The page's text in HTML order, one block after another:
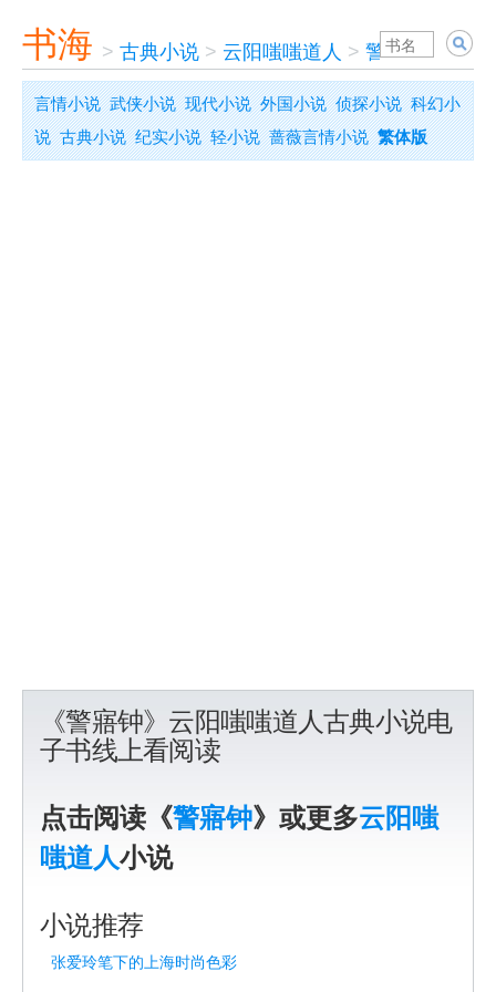
书海 > 古典小说 > 云阳嗤嗤道人 > 警寤钟
言情小说 武侠小说 现代小说 外国小说 侦探小说 科幻小
说 古典小说 纪实小说 轻小说 蔷薇言情小说 繁体版
《警寤钟》云阳嗤嗤道人古典小说电
子书线上看阅读
点击阅读《警寤钟》或更多云阳嗤
嗤道人小说
小说推荐
张爱玲笔下的上海时尚色彩